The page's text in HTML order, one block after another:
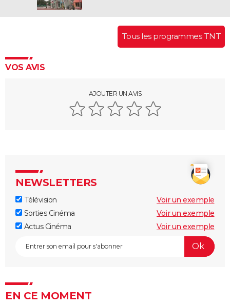
Tous les programmes TNT
VOS AVIS
AJOUTER UN AVIS
NEWSLETTERS
Télévision
Voir un exemple
Sorties Cinéma
Voir un exemple
Actus Cinéma
Voir un exemple
EN CE MOMENT